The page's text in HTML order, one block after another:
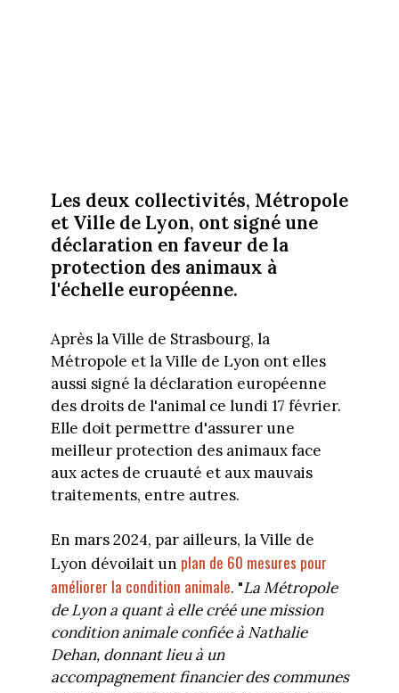
Les deux collectivités, Métropole
et Ville de Lyon, ont signé une
déclaration en faveur de la
protection des animaux à
l'échelle européenne.
Après la Ville de Strasbourg, la
Métropole et la Ville de Lyon ont elles
aussi signé la déclaration européenne
des droits de l'animal ce lundi 17 février.
Elle doit permettre d'assurer une
meilleur protection des animaux face
aux actes de cruauté et aux mauvais
traitements, entre autres.
En mars 2024, par ailleurs, la Ville de
Lyon dévoilait un plan de 60 mesures pour
améliorer la condition animale. "La Métropole
de Lyon a quant à elle créé une mission
condition animale confiée à Nathalie
Dehan, donnant lieu à un
accompagnement financier des communes